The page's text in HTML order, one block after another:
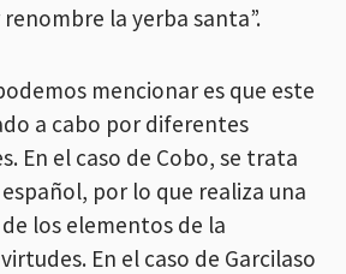
la yerba santa”.
mencionar es que este
a cabo por diferentes
En el caso de Cobo, se trata
por lo que realiza una
los elementos de la
En el caso de Garcilaso